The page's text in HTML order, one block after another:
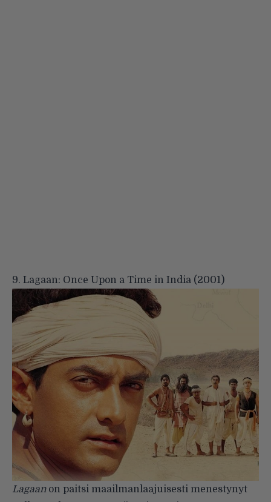
9. Lagaan: Once Upon a Time in India (2001)
Lagaanon paitsi maailmanlaajuisesti menestynyt